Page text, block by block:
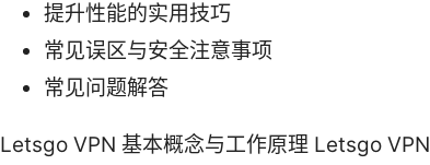
提升性能的实用技巧
常见误区与安全注意事项
常见问题解答
Letsgo VPN 基本概念与工作原理 Letsgo VPN